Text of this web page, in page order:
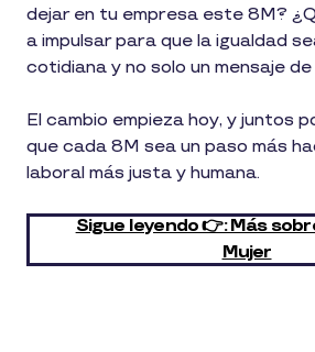
dejar en tu empresa este 8M?
a impulsar para que la igualdad
cotidiana y no solo un mensaje
El cambio empieza hoy, y juntos
que cada 8M sea un paso más
laboral más justa y humana.
Sigue leyendo 👉: Más
Mujer